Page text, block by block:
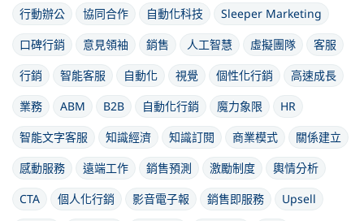
行動辦公
協同合作 自動化科技
Sleeper Marketing
口碑行銷
意見領袖 銷售 人工智慧 虛擬團隊
客服
行銷
智能客服 自動化 視覺 個性化行銷
高速成長
業務
ABM B2B 自動化行銷 魔力象限
HR
智能文字客服
知識經濟 知識訂閱 商業模式
關係建立
感動服務
遠端工作 銷售預測 激勵制度
輿情分析
CTA
個人化行銷 影音電子報 銷售即服務
Upsell